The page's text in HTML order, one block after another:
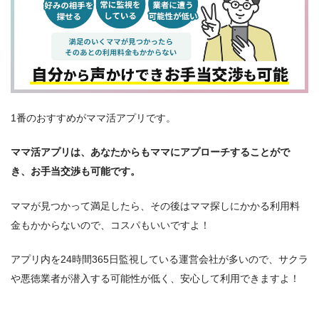
1番のおすすめがママ活アプリです。
ママ活アプリは、あなたからもママにアプローチすることがで
き、お手当交渉も可能です。
ママが見つかって満足したら、その後はママ探しにかかる利用料
金もかからないので、コスパもいいですよ！
アプリ内を24時間365日監視している運営会社が多いので、サクラ
や悪徳業者が潜入する可能性が低く、安心して利用できますよ！